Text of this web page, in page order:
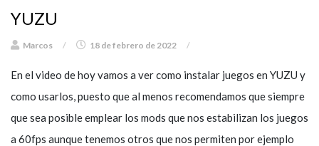
YUZU
Marcos / 18 de febrero de 2022 /
En el video de hoy vamos a ver como instalar juegos en YUZU y
como usarlos, puesto que al menos recomendamos que siempre
que sea posible emplear los mods que nos estabilizan los juegos
a 60fps aunque tenemos otros que nos permiten por ejemplo